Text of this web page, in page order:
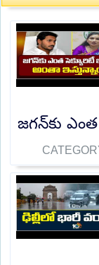
జగన్‌కు